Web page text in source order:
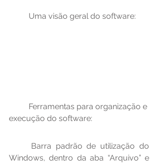
	Uma visão geral do software:
execução do software:
Windows, dentro da aba “Arquivo” e